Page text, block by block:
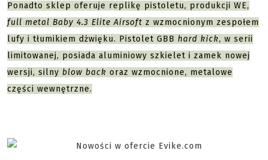
Ponadto sklep oferuje replikę pistoletu, produkcji WE,
full metal Baby 4.3 Elite Airsoft z wzmocnionym zespołem
lufy i tłumikiem dżwięku. Pistolet GBB hard kick, w serii
limitowanej, posiada aluminiowy szkielet i zamek nowej
wersji, silny blow back oraz wzmocnione, metalowe
części wewnętrzne.